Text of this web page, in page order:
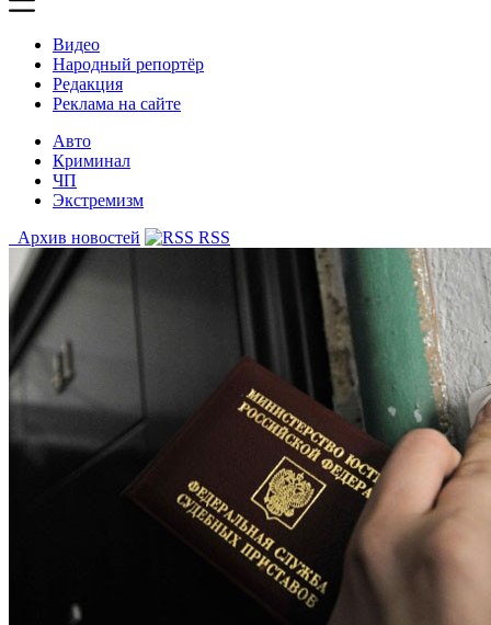
Видео
Народный репортёр
Редакция
Реклама на сайте
Авто
Криминал
ЧП
Экстремизм
Архив новостей
RSS